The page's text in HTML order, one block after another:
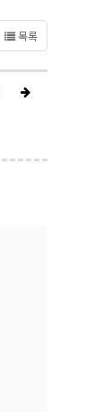
목록